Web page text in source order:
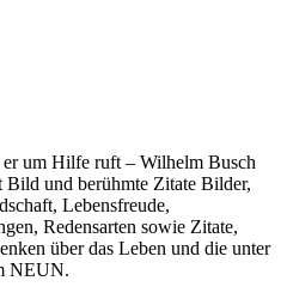
er um Hilfe ruft – Wilhelm Busch
und berühmte Zitate Bilder,
Lebensfreude,
Redensarten sowie Zitate,
über das Leben und die unter
NEUN.